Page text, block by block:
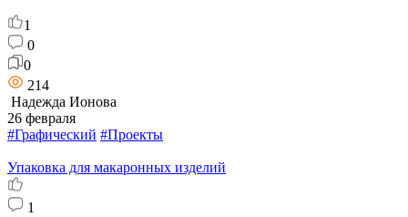
1
0
0
214
Надежда Ионова
26 февраля
#Графический #Проекты
Упаковка для макаронных изделий
1